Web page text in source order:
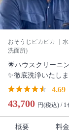
おそうじピカピカ
｜
洗面所)
🌟ハウスクリーニ
✨徹底洗浄いたし
4.69
43,700 円(税込) / 1
概要 料